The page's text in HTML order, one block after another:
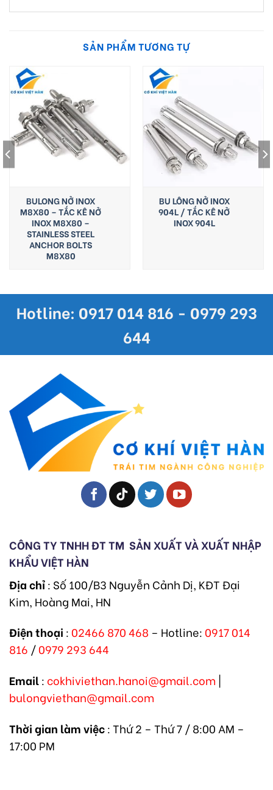
SẢN PHẨM TƯƠNG TỰ
BULONG NỞ INOX
M8X80 – TẮC KÊ NỞ
INOX M8X80 –
STAINLESS STEEL
ANCHOR BOLTS
M8X80
BU LÔNG NỞ INOX
904L / TẮC KÊ NỞ
INOX 904L
Hotline: 0917 014 816 - 0979 293
644
CÔNG TY TNHH ĐT TM SẢN XUẤT VÀ XUẤT NHẬP
KHẨU VIỆT HÀN
Địa chỉ: Số 100/B3 Nguyễn Cảnh Dị, KĐT Đại
Kim, Hoàng Mai, HN
Điện thoại : 02466 870 468 – Hotline: 0917 014
816 /0979 293 644
Email: cokhiviethan.hanoi@gmail.com
bulongviethan@gmail.com
Thời gian làm việc: Thứ 2 – Thứ 7 / 8:00 AM –
17:00 PM